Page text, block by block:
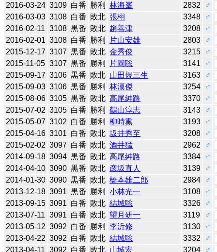
2016-03-24 3109 白番 勝利 林海峯 2832
♂
2016-03-03 3108 白番 敗北 張栩 3348
♂
2016-02-11 3108 黒番 敗北 趙善津 3208
♂
2016-02-01 3108 白番 勝利 片山安雄 2803
♂
2015-12-17 3107 黒番 敗北 金秀俊 3215
♂
2015-11-05 3107 黒番 勝利 片岡聡 3141
♂
2015-09-17 3106 黒番 敗北 山田規三生 3163
♂
2015-09-03 3106 黒番 勝利 林漢傑 3254
♂
2015-08-06 3105 黒番 敗北 高尾紳路 3370
♂
2015-07-02 3105 白番 勝利 鶴山淳志 3143
♂
2015-05-07 3102 白番 勝利 柳時熏 3193
♂
2015-04-16 3101 白番 敗北 坂井秀至 3208
♂
2015-02-02 3097 白番 敗北 酒井猛 2962
♂
2014-09-18 3094 黒番 敗北 高尾紳路 3384
♂
2014-04-10 3090 黒番 敗北 彦坂直人 3139
♂
2014-01-30 3090 黒番 敗北 橋本雄二郎 2984
♂
2013-12-18 3091 黒番 勝利 小林光一 3108
♂
2013-09-15 3091 白番 敗北 結城聡 3326
♂
2013-07-11 3091 白番 敗北 望月研一 3119
♂
2013-05-12 3092 白番 勝利 李沂修 3130
♂
2013-04-22 3092 白番 敗北 結城聡 3332
♂
2013-04-11 3092 白番 敗北 山城宏 3204
♂